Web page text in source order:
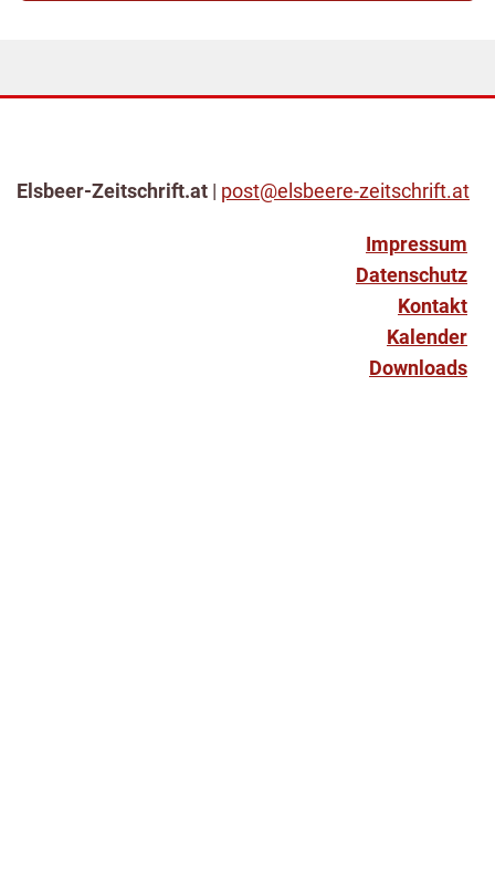
Elsbeer-Zeitschrift.at post@elsbeere-zeitschrift.at
Impressum
Datenschutz
Kontakt
Kalender
Downloads